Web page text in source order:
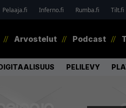
Pelaaja.fi Inferno.fi Rumba.fi Tilt.fi
Arvostelut Podcast
PELILEVY